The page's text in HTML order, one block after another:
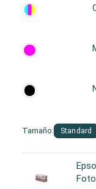
Tamaño: Standard